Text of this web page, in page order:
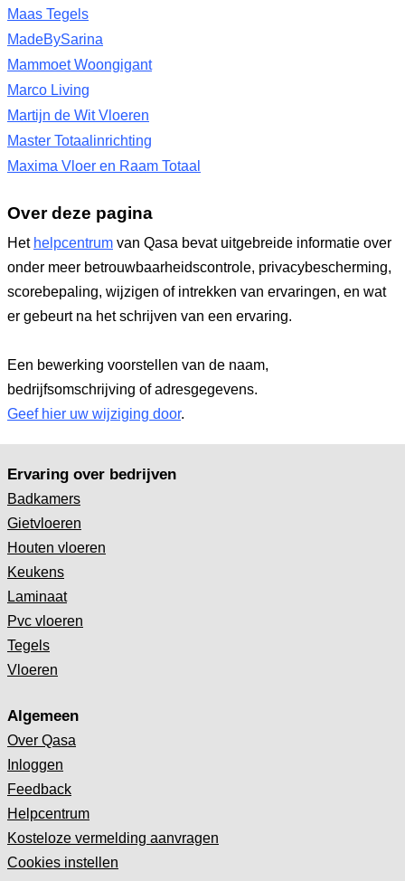
Maas Tegels
MadeBySarina
Mammoet Woongigant
Marco Living
Martijn de Wit Vloeren
Master Totaalinrichting
Maxima Vloer en Raam Totaal
Over deze pagina
Het helpcentrum van Qasa bevat uitgebreide informatie over
onder meer betrouwbaarheidscontrole, privacybescherming,
scorebepaling, wijzigen of intrekken van ervaringen, en wat
er gebeurt na het schrijven van een ervaring.
Een bewerking voorstellen van de naam,
bedrijfsomschrijving of adresgegevens.
Geef hier uw wijziging door.
Ervaring over bedrijven
Badkamers
Gietvloeren
Houten vloeren
Keukens
Laminaat
Pvc vloeren
Tegels
Vloeren
Algemeen
Over Qasa
Inloggen
Feedback
Helpcentrum
Kosteloze vermelding aanvragen
Cookies instellen